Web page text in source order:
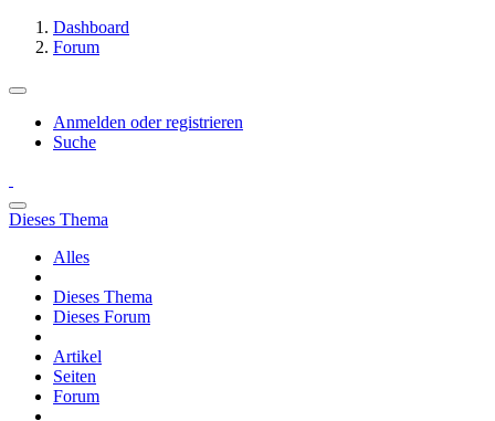
Dashboard
Forum
Anmelden oder registrieren
Suche
Dieses Thema
Alles
Dieses Thema
Dieses Forum
Artikel
Seiten
Forum